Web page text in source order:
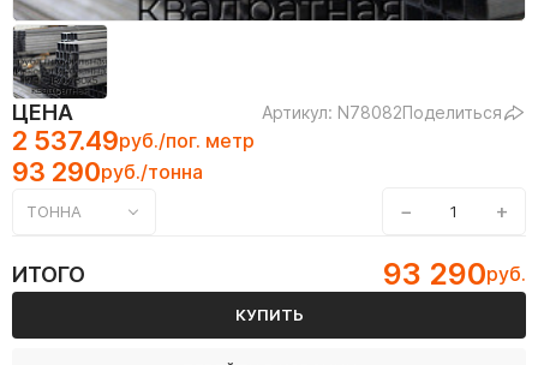
ЦЕНА Артикул: N78082Поделиться
2 537.49руб./пог. метр
93 290руб./тонна
ТОННА − +
ИТОГО 93 290руб.
КУПИТЬ